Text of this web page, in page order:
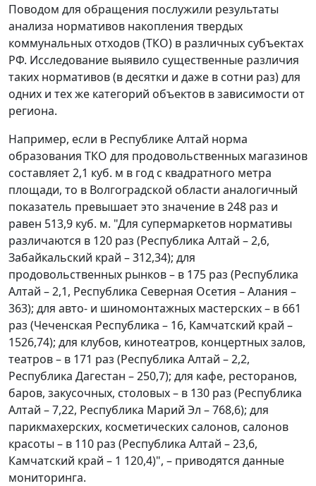
Поводом для обращения послужили результаты
анализа нормативов накопления твердых
коммунальных отходов (ТКО) в различных субъектах
РФ. Исследование выявило существенные различия
таких нормативов (в десятки и даже в сотни раз) для
одних и тех же категорий объектов в зависимости от
региона.
Например, если в Республике Алтай норма
образования ТКО для продовольственных магазинов
составляет 2,1 куб. м в год с квадратного метра
площади, то в Волгоградской области аналогичный
показатель превышает это значение в 248 раз и
равен 513,9 куб. м. "Для супермаркетов нормативы
различаются в 120 раз (Республика Алтай – 2,6,
Забайкальский край – 312,34); для
продовольственных рынков – в 175 раз (Республика
Алтай – 2,1, Республика Северная Осетия – Алания –
363); для авто- и шиномонтажных мастерских – в 661
раз (Чеченская Республика – 16, Камчатский край –
1526,74); для клубов, кинотеатров, концертных залов,
театров – в 171 раз (Республика Алтай – 2,2,
Республика Дагестан – 250,7); для кафе, ресторанов,
баров, закусочных, столовых – в 130 раз (Республика
Алтай – 7,22, Республика Марий Эл – 768,6); для
парикмахерских, косметических салонов, салонов
красоты – в 110 раз (Республика Алтай – 23,6,
Камчатский край – 1 120,4)", – приводятся данные
мониторинга.